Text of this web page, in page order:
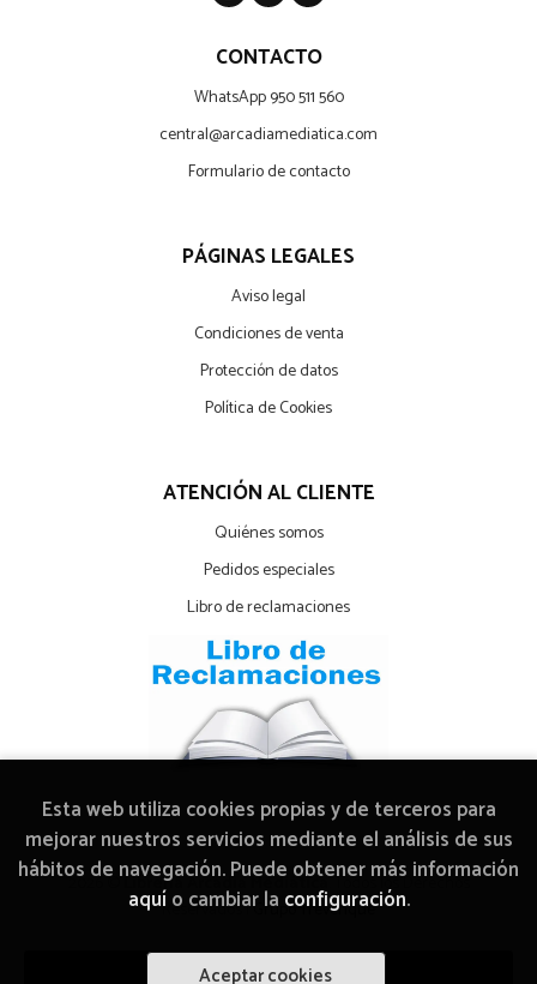
CONTACTO
WhatsApp 950 511 560
central@arcadiamediatica.com
Formulario de contacto
PÁGINAS LEGALES
Aviso legal
Condiciones de venta
Protección de datos
Política de Cookies
ATENCIÓN AL CLIENTE
Quiénes somos
Pedidos especiales
Libro de reclamaciones
2026 ©Librería Arcadia Mediática. Todos los Derechos
Reservados |Grupo Trevenque
Esta web utiliza cookies propias y de terceros para
mejorar nuestros servicios mediante el análisis de sus
hábitos de navegación. Puede obtener más información
aquío cambiar la configuración.
Aceptar cookies